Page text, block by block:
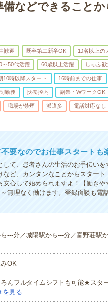
備などできることか
歓迎 既卒第二新卒OK 10名以上の
～50代活躍 60歳以上活躍 しゅふ歓
10時以降スタート 16時前までの仕事
勤務 扶養控内 副業・WワークOK
職場が禁煙 派遣多 電話対応なし
要なのでお仕事スタートも
して、患者さんの生活のお手伝い
ど、カンタンなことからスタート
心して始められますよ！【働き
無理なく働けます。登録面談も電
---分／城陽駅から---分／富野荘駅
OK
んフルタイムシフトも可能★スタ
を見る